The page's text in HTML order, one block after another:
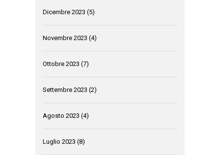
Dicembre 2023 (5)
Novembre 2023 (4)
Ottobre 2023 (7)
Settembre 2023 (2)
Agosto 2023 (4)
Luglio 2023 (8)